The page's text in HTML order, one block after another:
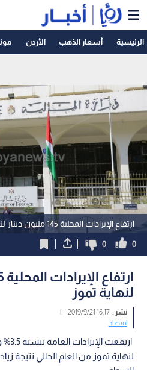
الرئيسية أسعار الذهب الأردن
ارتفاع الإيرادات المحلية 145 مليون دينار لنهاية تموز
0
0
لنهاية تموز
نشر :16:17 2019/9/21
|
اقتصاد
لنهاية تموز من العام الحالي نتيجة